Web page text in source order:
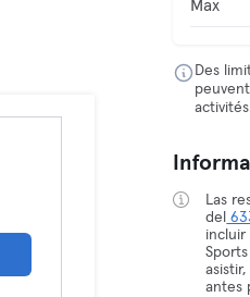
Max
Des
Las
del
incluir
antes